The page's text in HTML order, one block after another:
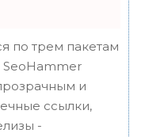
по трем пакетам
SeoHammer
и
ссылки,
-